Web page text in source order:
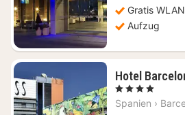
Gratis WLAN
Aufzug
Hotel
, 4 Sterne
Spanien ›